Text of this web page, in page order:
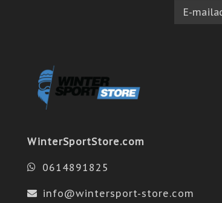
WinterSportStore.com
0614891825
info@wintersport-store.com